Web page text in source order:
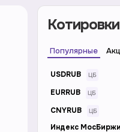
Котировки
Популярные
USDRUB
EURRUB
CNYRUB
Индекс МосБиржи